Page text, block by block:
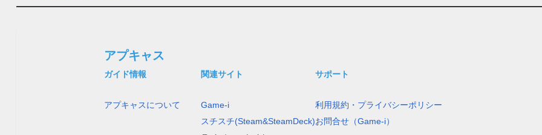
アプキャス
ガイド情報
アプキャスについて
関連サイト
Game-i
スチスチ(Steam&SteamDeck)
サポート
利用規約・プライバシーポリシー
お問合せ（Game-i）